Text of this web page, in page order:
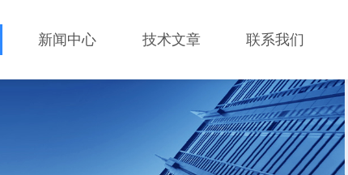
新闻中心 技术文章 联系我们